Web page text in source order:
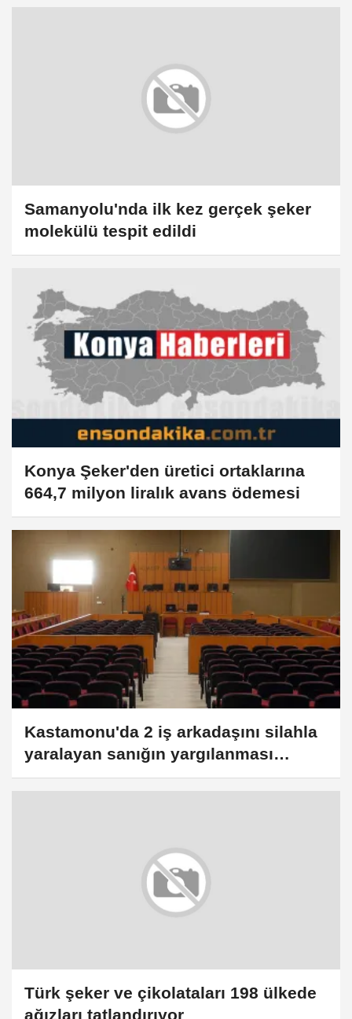
Samanyolu'nda ilk kez gerçek şeker
molekülü tespit edildi
Konya Şeker'den üretici ortaklarına
664,7 milyon liralık avans ödemesi
Kastamonu'da 2 iş arkadaşını silahla
yaralayan sanığın yargılanması
sürüyor
Türk şeker ve çikolataları 198 ülkede
ağızları tatlandırıyor